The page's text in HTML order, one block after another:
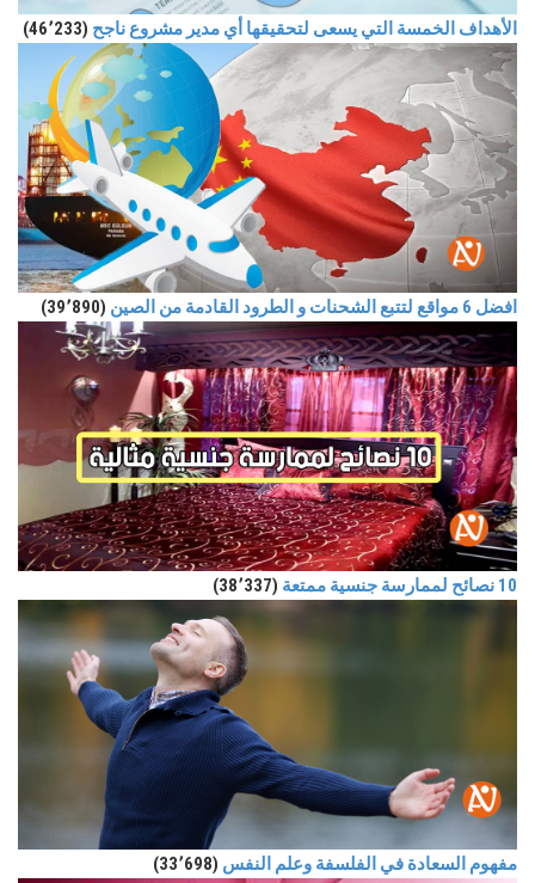
الأهداف الخمسة التي يسعى لتحقيقها أي مدير مشروع ناجح (46٬233)
افضل 6 مواقع لتتبع الشحنات و الطرود القادمة من الصين (39٬890)
10 نصائح لممارسة جنسية ممتعة (38٬337)
مفهوم السعادة في الفلسفة وعلم النفس (33٬698)